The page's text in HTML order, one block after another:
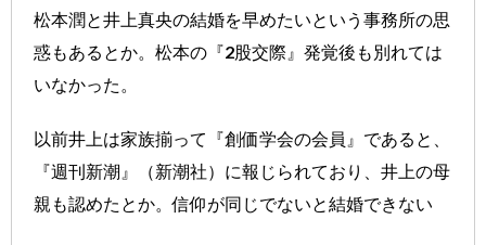
松本潤と井上真央の結婚を早めたいという事務所の思
惑もあるとか。松本の『2股交際』発覚後も別れては
いなかった。
以前井上は家族揃って『創価学会の会員』であると、
『週刊新潮』（新潮社）に報じられており、井上の母
親も認めたとか。信仰が同じでないと結婚できない